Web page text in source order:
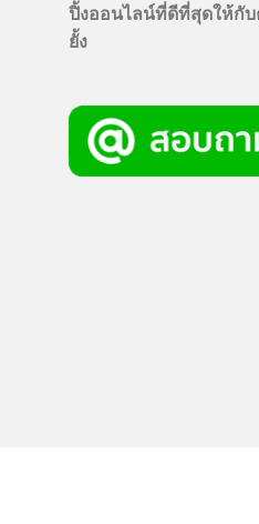
ปิ้งออนไลน์ที่ดีที่สุดให้กั
ยั้ง